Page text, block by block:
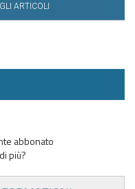
ARTICOLI
abbonato
più?